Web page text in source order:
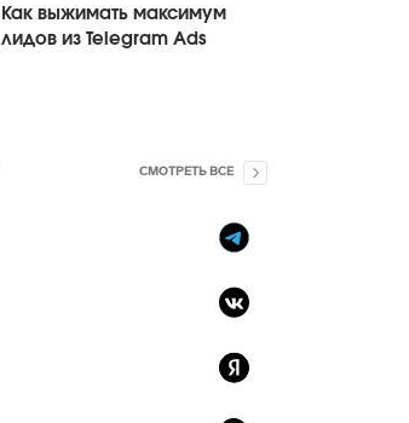
Как выжимать максимум
лидов из Telegram Ads
СМОТРЕТЬ ВСЕ